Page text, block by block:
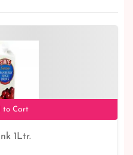
to Cart
1Ltr.